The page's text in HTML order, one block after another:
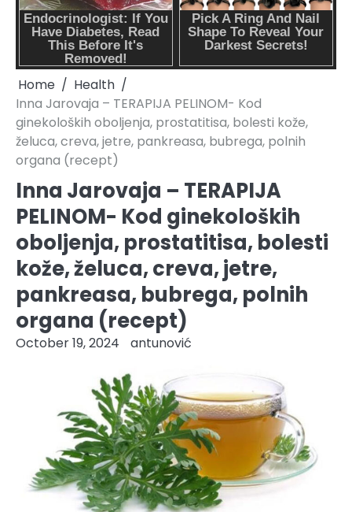
Home
Health
Inna Jarovaja – TERAPIJA PELINOM- Kod
ginekoloških oboljenja, prostatitisa, bolesti kože,
želuca, creva, jetre, pankreasa, bubrega, polnih
organa (recept)
Inna Jarovaja – TERAPIJA
PELINOM- Kod ginekoloških
oboljenja, prostatitisa, bolesti
kože, želuca, creva, jetre,
pankreasa, bubrega, polnih
organa (recept)
October 19, 2024 antunović